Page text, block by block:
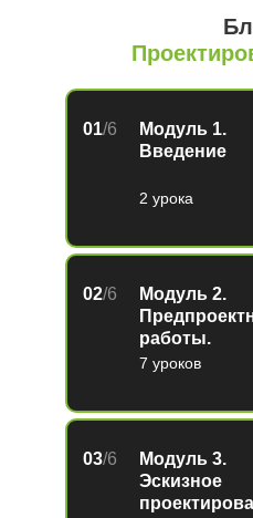
Модуль 1.
Введение
01/6
2 урока
Модуль 2.
работы.
02/6
7 уроков
Модуль 3.
Эскизное
03/6